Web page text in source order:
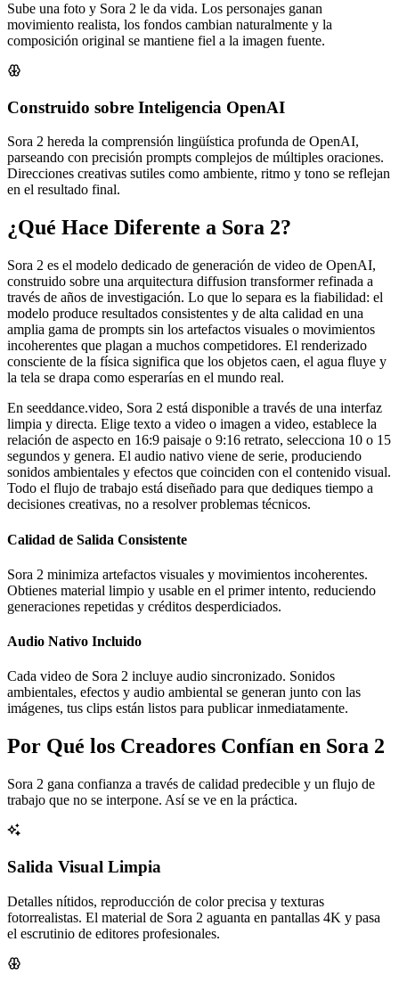
Sube una foto y Sora 2 le da vida. Los personajes ganan
movimiento realista, los fondos cambian naturalmente y la
composición original se mantiene fiel a la imagen fuente.
Construido sobre Inteligencia OpenAI
Sora 2 hereda la comprensión lingüística profunda de OpenAI,
parseando con precisión prompts complejos de múltiples oraciones.
Direcciones creativas sutiles como ambiente, ritmo y tono se reflejan
en el resultado final.
¿Qué Hace Diferente a Sora 2?
Sora 2 es el modelo dedicado de generación de video de OpenAI,
construido sobre una arquitectura diffusion transformer refinada a
través de años de investigación. Lo que lo separa es la fiabilidad: el
modelo produce resultados consistentes y de alta calidad en una
amplia gama de prompts sin los artefactos visuales o movimientos
incoherentes que plagan a muchos competidores. El renderizado
consciente de la física significa que los objetos caen, el agua fluye y
la tela se drapa como esperarías en el mundo real.
En seeddance.video, Sora 2 está disponible a través de una interfaz
limpia y directa. Elige texto a video o imagen a video, establece la
relación de aspecto en 16:9 paisaje o 9:16 retrato, selecciona 10 o 15
segundos y genera. El audio nativo viene de serie, produciendo
sonidos ambientales y efectos que coinciden con el contenido visual.
Todo el flujo de trabajo está diseñado para que dediques tiempo a
decisiones creativas, no a resolver problemas técnicos.
Calidad de Salida Consistente
Sora 2 minimiza artefactos visuales y movimientos incoherentes.
Obtienes material limpio y usable en el primer intento, reduciendo
generaciones repetidas y créditos desperdiciados.
Audio Nativo Incluido
Cada video de Sora 2 incluye audio sincronizado. Sonidos
ambientales, efectos y audio ambiental se generan junto con las
imágenes, tus clips están listos para publicar inmediatamente.
Por Qué los Creadores Confían en Sora 2
Sora 2 gana confianza a través de calidad predecible y un flujo de
trabajo que no se interpone. Así se ve en la práctica.
Salida Visual Limpia
Detalles nítidos, reproducción de color precisa y texturas
fotorrealistas. El material de Sora 2 aguanta en pantallas 4K y pasa
el escrutinio de editores profesionales.